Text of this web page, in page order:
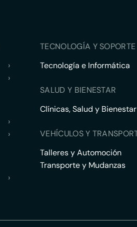
›
›
›
›
›
TECNOLOGÍA Y
Tecnología e Informática
SALUD Y BIENESTAR
Clínicas, Salud y Bienestar
VEHÍCULOS Y
Talleres y Automoción
Transporte y Mudanzas